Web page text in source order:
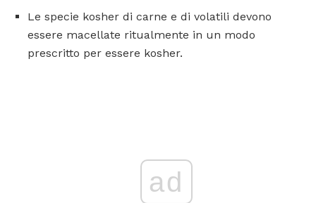
Le specie kosher di carne e di volatili devono
essere macellate ritualmente in un modo
prescritto per essere kosher.
ad